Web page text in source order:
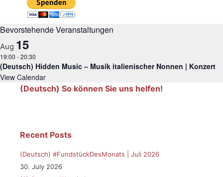
Bevorstehende Veranstaltungen
Aug 15
19:00 -20:30
(Deutsch) Hidden Music – Musik italienischer Nonnen | Konzert
View Calendar
(Deutsch) So können Sie uns helfen!
Recent Posts
(Deutsch) #FundstückDesMonats | Juli 2026
30. July 2026